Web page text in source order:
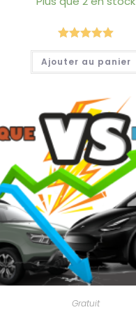
Note5.00
sur 5
Ajouter au panier
Gratuit